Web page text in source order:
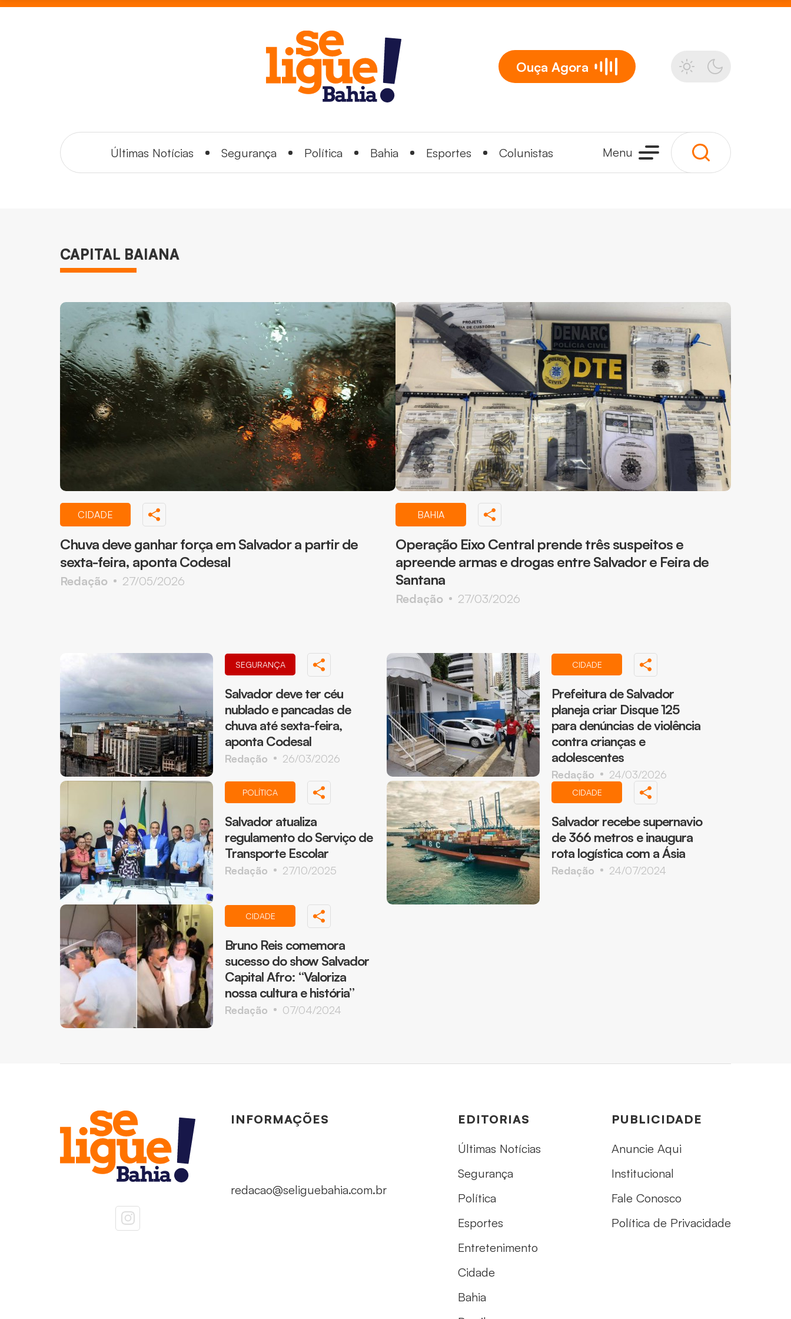
Ouça Agora
Últimas Notícias Segurança Política Bahia Esportes Colunistas Menu
CAPITAL BAIANA
CIDADE
Chuva deve ganhar força em Salvador a partir de
sexta-feira, aponta Codesal
Redação 27/05/2026
BAHIA
Operação Eixo Central prende três suspeitos e
apreende armas e drogas entre Salvador e Feira de
Santana
Redação 27/03/2026
SEGURANÇA
Salvador deve ter céu
nublado e pancadas de
chuva até sexta-feira,
aponta Codesal
Redação 26/03/2026
CIDADE
Prefeitura de Salvador
planeja criar Disque 125
para denúncias de violência
contra crianças e
adolescentes
Redação 24/03/2026
POLÍTICA
Salvador atualiza
regulamento do Serviço de
Transporte Escolar
Redação 27/10/2025
CIDADE
Salvador recebe supernavio
de 366 metros e inaugura
rota logística com a Ásia
Redação 24/07/2024
CIDADE
Bruno Reis comemora
sucesso do show Salvador
Capital Afro: “Valoriza
nossa cultura e história”
Redação 07/04/2024
INFORMAÇÕES
redacao@seliguebahia.com.br
EDITORIAS
Últimas Notícias
Segurança
Política
Esportes
Entretenimento
Cidade
Bahia
PUBLICIDADE
Anuncie Aqui
Institucional
Fale Conosco
Política de Privacidade